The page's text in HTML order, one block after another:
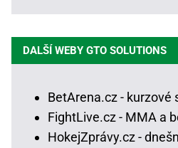
DALŠÍ WEBY GTO SOLUTIONS
BetArena.cz - kurzové
FightLive.cz - MMA a
HokejZprávy.cz -